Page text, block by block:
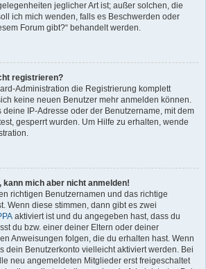
jeglicher Art ist; außer solchen, die
ich mich wenden, falls es Beschwerden oder
Forum gibt?“ behandelt werden.
registrieren?
Administration die Registrierung komplett
keine neuen Benutzer mehr anmelden können.
deine IP-Adresse oder der Benutzername, mit dem
gesperrt wurden. Um Hilfe zu erhalten, wende
kann mich aber nicht anmelden!
richtigen Benutzernamen und das richtige
Wenn diese stimmen, dann gibt es zwei
aktiviert ist und du angegeben hast, dass du
du bzw. einer deiner Eltern oder deiner
Anweisungen folgen, die du erhalten hast. Wenn
dein Benutzerkonto vielleicht aktiviert werden. Bei
neu angemeldeten Mitglieder erst freigeschaltet